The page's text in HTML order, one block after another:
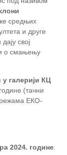
средњих
и друге
свој
о смањењу
у галерији КЦ
(тачни
ЕКО-
2024. године